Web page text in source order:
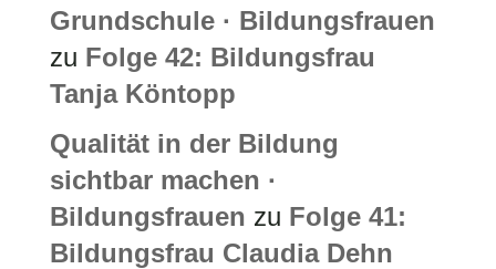
Grundschule · Bildungsfrauen
zu Folge 42: Bildungsfrau
Tanja Köntopp
Qualität in der Bildung
sichtbar machen ·
Bildungsfrauen zu Folge 41:
Bildungsfrau Claudia Dehn